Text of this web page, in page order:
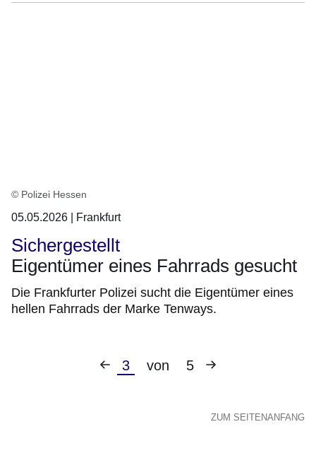
© Polizei Hessen
05.05.2026 | Frankfurt
Sichergestellt
Eigentümer eines Fahrrads gesucht
Die Frankfurter Polizei sucht die Eigentümer eines
hellen Fahrrads der Marke Tenways.
Vorherige
Aktuelle
3 von 5
Nächste
ZUM SEITENANFANG